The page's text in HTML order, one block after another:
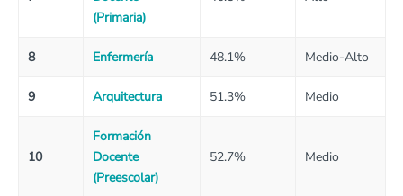
(Primaria)
8 Enfermería 48.1% Medio-Alto
9 Arquitectura 51.3% Medio
10
Formación
Docente
(Preescolar)
52.7% Medio